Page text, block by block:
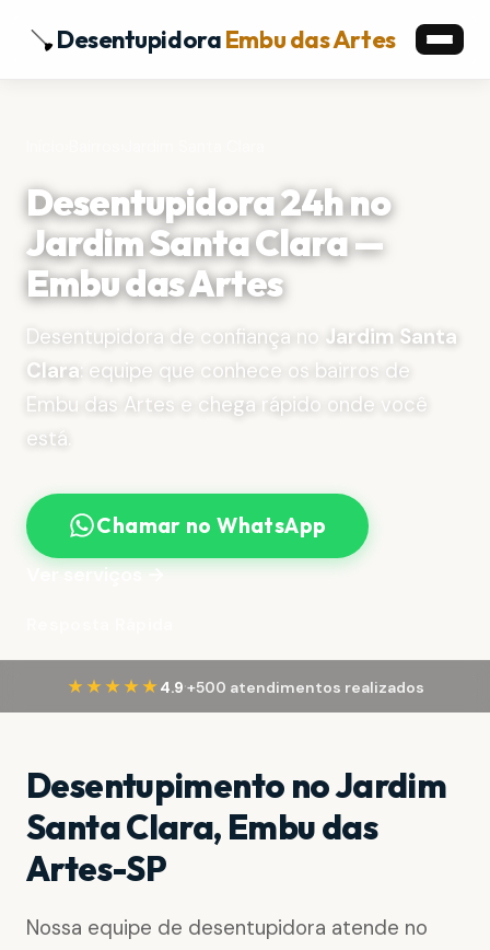
DesentupidoraEmbu das Artes
Desentupidora 24h no
Jardim Santa Clara —
Embu das Artes
Desentupidora de confiança no Jardim Santa
Clara: equipe que conhece os bairros de
Embu das Artes e chega rápido onde você
está.
Chamar no WhatsApp
Ver serviços →
★★★★★ 4.9·+500 atendimentos realizados
Desentupimento no Jardim
Santa Clara, Embu das
Artes-SP
Nossa equipe de desentupidora atende no